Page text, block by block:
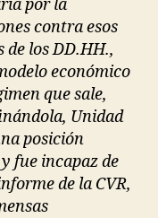
por la
contra esos
de los DD.HH.,
económico
que sale,
Unidad
posición
fue incapaz de
de la CVR,